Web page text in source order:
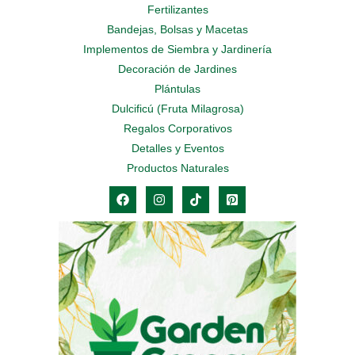
Fertilizantes
Bandejas, Bolsas y Macetas
Implementos de Siembra y Jardinería
Decoración de Jardines
Plántulas
Dulcificú (Fruta Milagrosa)
Regalos Corporativos
Detalles y Eventos
Productos Naturales